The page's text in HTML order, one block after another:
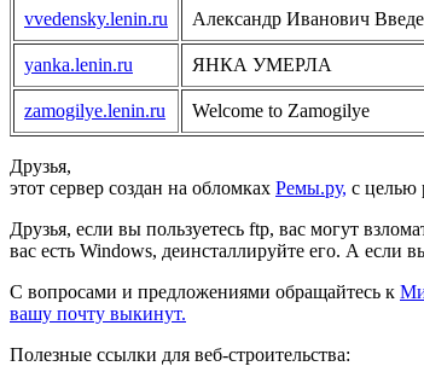
vvedensky.lenin.ru Александр Иванович
yanka.lenin.ru ЯНКА УМЕРЛА
zamogilye.lenin.ru Welcome to Zamogilye
Друзья,
этот сервер создан на обломках Ремы.ру, с целью
Друзья, если вы пользуетесь ftp, вас могут
вас есть Windows, деинсталлируйте его. А если
С вопросами и предложениями обращайтесь к
вашу почту выкинут.
Полезные ссылки для веб-строительства: